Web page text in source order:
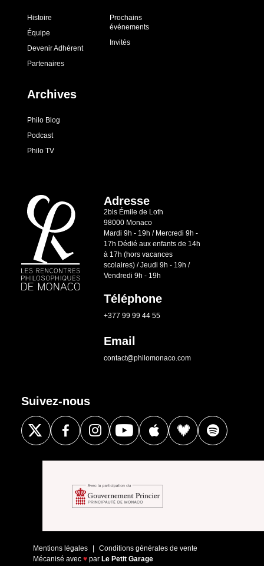
Histoire
Équipe
Devenir Adhérent
Partenaires
Prochains
événements
Invités
Archives
Philo Blog
Podcast
Philo TV
Adresse
2bis Émile de Loth
98000 Monaco
Mardi 9h - 19h / Mercredi 9h -
17h Dédié aux enfants de 14h
à 17h (hors vacances
scolaires) / Jeudi 9h - 19h /
Vendredi 9h - 19h
Téléphone
+377 99 99 44 55
Email
contact@philomonaco.com
Suivez-nous
Mentions légales
Conditions générales de vente
Mécanisé avec ♥ par Le Petit Garage